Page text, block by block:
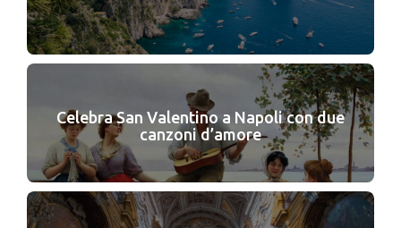
Celebra San Valentino a Napoli con due
canzoni d’amore